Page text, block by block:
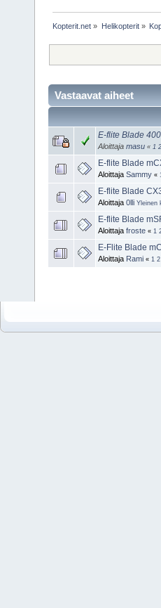
Kopterit.net » Helikopterit»
Vastaavat aiheet
E-flite Blade
Aloittaja masu « 1 2
E-flite Blade
Aloittaja Sammy «
E-flite Blade
Aloittaja 0lli Yleinen
E-flite Blade
Aloittaja froste « 1
E-Flite Blade
Aloittaja Rami « 1 2